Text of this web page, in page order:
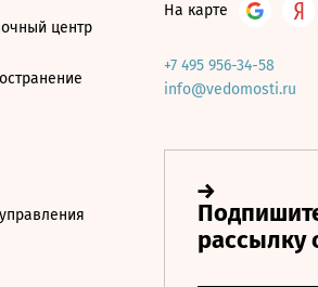
центр
На карте
+7 495 956-34-58
info@vedomosti.ru